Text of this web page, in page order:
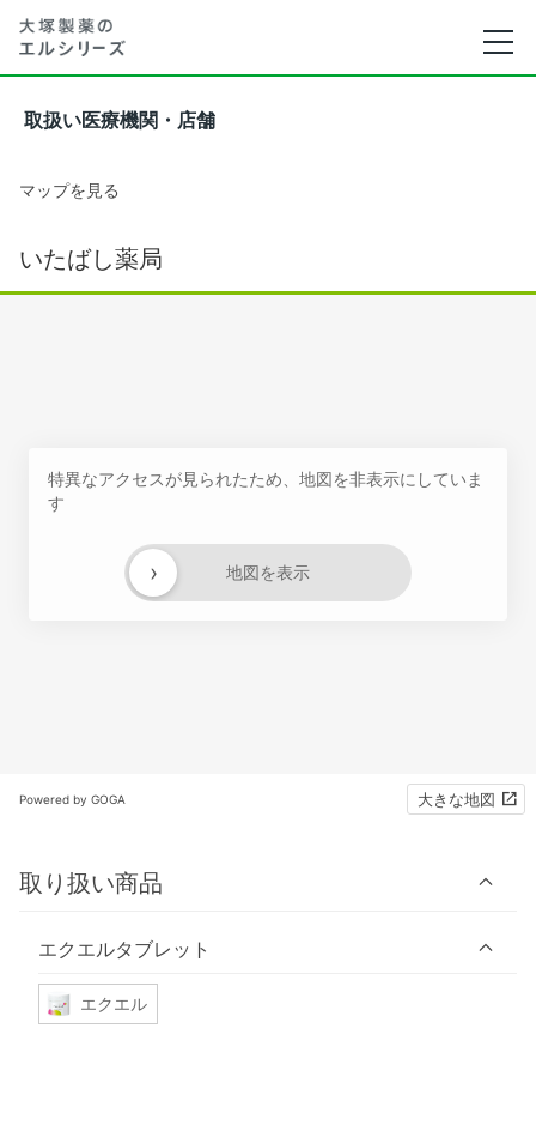
取扱い医療機関・店舗
マップを見る
いたばし薬局
特異なアクセスが見られたため、地図を非表示にしていま
す
地図を表示
›
Powered by GOGA 大きな地図
取り扱い商品
エクエルタブレット
エクエル